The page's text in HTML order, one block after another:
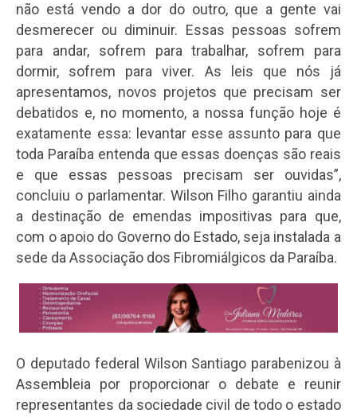
não está vendo a dor do outro, que a gente vai
desmerecer ou diminuir. Essas pessoas sofrem
para andar, sofrem para trabalhar, sofrem para
dormir, sofrem para viver. As leis que nós já
apresentamos, novos projetos que precisam ser
debatidos e, no momento, a nossa função hoje é
exatamente essa: levantar esse assunto para que
toda Paraíba entenda que essas doenças são reais
e que essas pessoas precisam ser ouvidas”,
concluiu o parlamentar. Wilson Filho garantiu ainda
a destinação de emendas impositivas para que,
com o apoio do Governo do Estado, seja instalada a
sede da Associação dos Fibromiálgicos da Paraíba.
O deputado federal Wilson Santiago parabenizou à
Assembleia por proporcionar o debate e reunir
representantes da sociedade civil de todo o estado